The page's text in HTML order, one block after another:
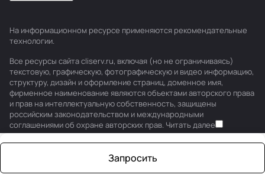
Запросить
На информационном ресурсе применяются рекомендательные
технологии.
Все ресурсы сайта cliserv.ru, включая (но не ограничиваясь)
текстовую, графическую, фотографическую и видео информацию,
структуру, дизайн и оформление страниц, доменное имя,
фирменное наименование являются объектами авторского права
и прав на интеллектуальную собственность, защищены
российским законодательством и международными
соглашениями об охране авторских прав. Читать далее